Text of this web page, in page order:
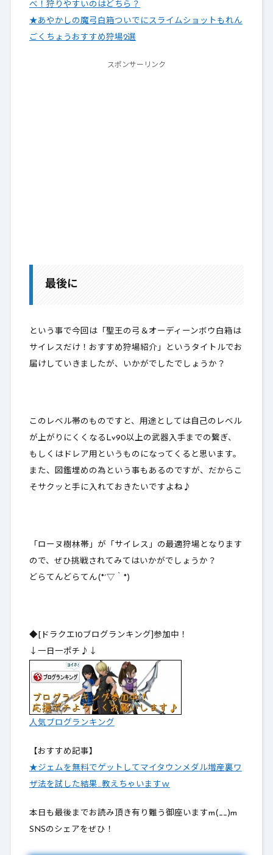
べ！狩りやすいのはどちら？
★あやかしの魔弓白箱ついでにスライムショットもれん
ごくちょうおすすめ狩場2選
スポンサーリンク
最後に
という事で今回は「聖王の弓＆オーディーンボウ白箱は
サイレスだけ！おすすめ狩場紹介」というタイトルでお
届けしていきましたが、いかがでしたでしょうか？
このレベル帯のものですと、用途としては自己のレベル
が上がりにくくなるLv90以上の武器入手までの繋ぎ、
もしくはドレア用というものになってくると思います。
また、図鑑埋めの為という事もあるのですが、だからこ
そサクッと手に入れておきたいですよね♪
「ローヌ樹林帯」が「サイレス」の最適狩場となります
ので、ぜひ挑戦されてみてはいかがでしょうか？
どらてんどらてん(*´▽｀*)
◆[ドラクエ10ブログランキング]参加中！
↓一日一ポチ♪↓
人気ブログランキング
【おすすめ記事】
★ジェムを無料でゲットしてマイタウンメダル増産裏ワ
ザ法を試した結果…教えちゃいますｗ
本日も最後までお読み頂き有り難う御座いますm(__)m
SNSのシェアをぜひ！